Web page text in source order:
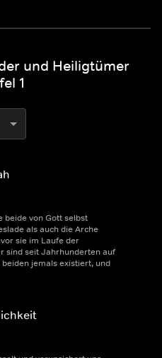
und Heiligtümer
1
beide von Gott selbst
als auch die Arche
sie im Laufe der
sind seit Jahrhunderten auf
jemals existiert, und